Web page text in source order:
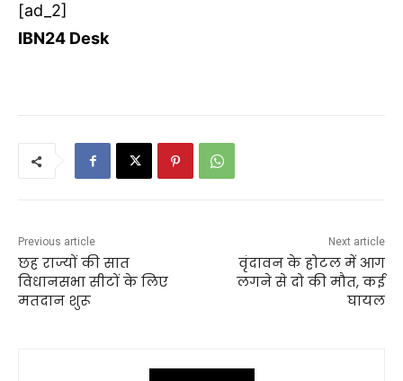
[ad_2]
IBN24 Desk
Previous article
छह राज्यों की सात
विधानसभा सीटों के लिए
मतदान शुरू
Next article
वृंदावन के होटल में आग
लगने से दो की मौत, कई
घायल